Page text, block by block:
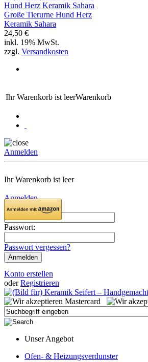
Große Tierurne Hund Herz
Keramik Sahara
24,50 €
inkl. 19% MwSt.
zzgl. Versandkosten
Ihr Warenkorb ist leerWarenkorb
Anmelden
Ihr Warenkorb ist leer
Anmelden
Email:
Passwort:
Passwort vergessen?
Konto erstellen
oder Registrieren
Unser Angebot
Ofen- & Heizungsverdunster